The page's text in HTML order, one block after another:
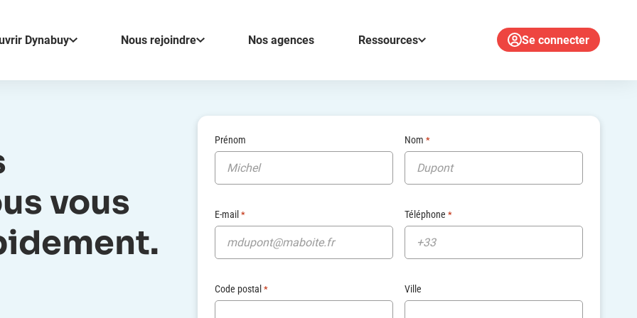
Dynabuy Nous rejoindre Nos agences Ressources Se connecter
vous
Prénom Nom *
E-mail * Téléphone *
Code postal * Ville